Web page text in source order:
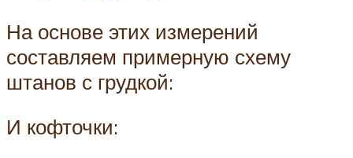
На основе этих измерений
составляем примерную схему
штанов с грудкой:
И кофточки: